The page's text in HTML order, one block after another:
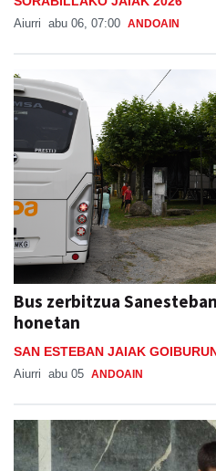
Aiurri abu 06, 07:00 ANDOAIN
Bus zerbitzua
honetan
SAN ESTEBAN JAIAK
Aiurri abu 05 ANDOAIN